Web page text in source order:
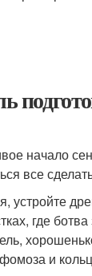
начало
все
устройте
где
и